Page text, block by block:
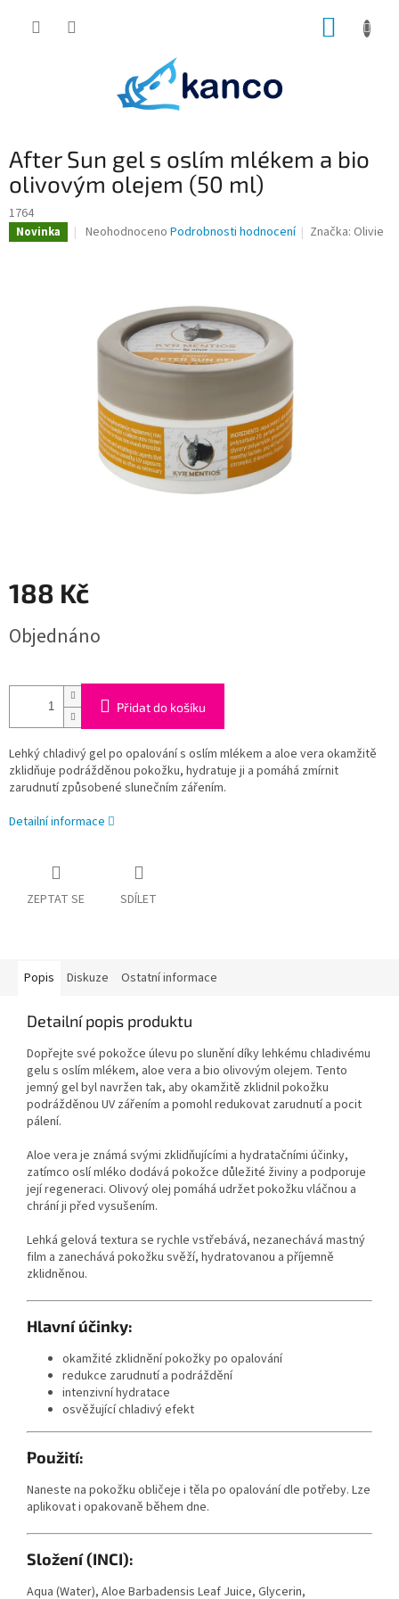
After Sun gel s oslím mlékem a bio
olivovým olejem (50 ml)
1764
Novinka
Průměrné
hvězdiček.
Neohodnoceno Podrobnosti hodnocení Značka: Olivie
188 Kč
cena:
Objednáno
Přidat do košíku
Lehký chladivý gel po opalování s oslím mlékem a aloe vera okamžitě
zklidňuje podrážděnou pokožku, hydratuje ji a pomáhá zmírnit
zarudnutí způsobené slunečním zářením.
Detailní informace
ZEPTAT SE SDÍLET
Popis Diskuze Ostatní informace
Detailní popis produktu
Dopřejte své pokožce úlevu po slunění díky lehkému chladivému
gelu s oslím mlékem, aloe vera a bio olivovým olejem. Tento
jemný gel byl navržen tak, aby okamžitě zklidnil pokožku
podrážděnou UV zářením a pomohl redukovat zarudnutí a pocit
pálení.
Aloe vera je známá svými zklidňujícími a hydratačními účinky,
zatímco oslí mléko dodává pokožce důležité živiny a podporuje
její regeneraci. Olivový olej pomáhá udržet pokožku vláčnou a
chrání ji před vysušením.
Lehká gelová textura se rychle vstřebává, nezanechává mastný
film a zanechává pokožku svěží, hydratovanou a příjemně
zklidněnou.
Hlavní účinky:
okamžité zklidnění pokožky po opalování
redukce zarudnutí a podráždění
intenzivní hydratace
osvěžující chladivý efekt
Použití:
Naneste na pokožku obličeje i těla po opalování dle potřeby. Lze
aplikovat i opakovaně během dne.
Složení (INCI):
Aqua (Water), Aloe Barbadensis Leaf Juice, Glycerin,